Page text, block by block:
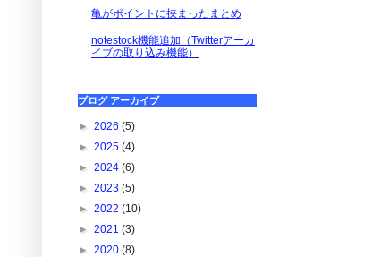
亀がポイントに挟まったまとめ
notestock機能追加（Twitterアーカ
イブの取り込み機能）
ブログ アーカイブ
► 2026 (5)
► 2025 (4)
► 2024 (6)
► 2023 (5)
► 2022 (10)
► 2021 (3)
► 2020 (8)